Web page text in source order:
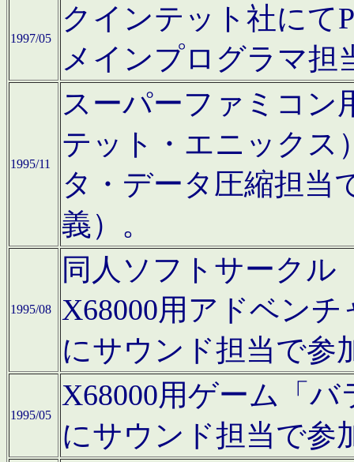
1997/05
クインテット社にて
メインプログラマ担
1995/11
スーパーファミコン
テット・エニックス
タ・データ圧縮担当
義）。
1995/08
同人ソフトサークル
X68000用アドベン
にサウンド担当で参
1995/05
X68000用ゲーム「
にサウンド担当で参